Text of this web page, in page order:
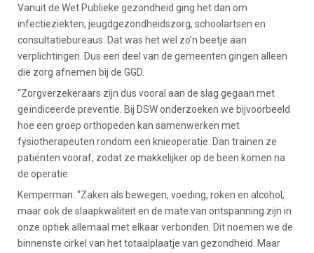
Vanuit de Wet Publieke gezondheid ging het dan om
infectieziekten, jeugdgezondheidszorg, schoolartsen en
consultatiebureaus. Dat was het wel zo’n beetje aan
verplichtingen. Dus een deel van de gemeenten gingen alleen
die zorg afnemen bij de GGD.
“Zorgverzekeraars zijn dus vooral aan de slag gegaan met
geïndiceerde preventie. Bij DSW onderzoeken we bijvoorbeeld
hoe een groep orthopeden kan samenwerken met
fysiotherapeuten rondom een knieoperatie. Dan trainen ze
patiënten vooraf, zodat ze makkelijker op de been komen na
de operatie.
Kemperman: “Zaken als bewegen, voeding, roken en alcohol,
maar ook de slaapkwaliteit en de mate van ontspanning zijn in
onze optiek allemaal met elkaar verbonden. Dit noemen we de
binnenste cirkel van het totaalplaatje van gezondheid. Maar